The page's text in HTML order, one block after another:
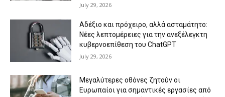
July 29, 2026
Αδέξιο και πρόχειρο, αλλά ασταμάτητο:
Νέες λεπτομέρειες για την ανεξέλεγκτη
κυβερνοεπίθεση του ChatGPT
July 29, 2026
Μεγαλύτερες οθόνες ζητούν οι
Ευρωπαίοι για σημαντικές εργασίες από